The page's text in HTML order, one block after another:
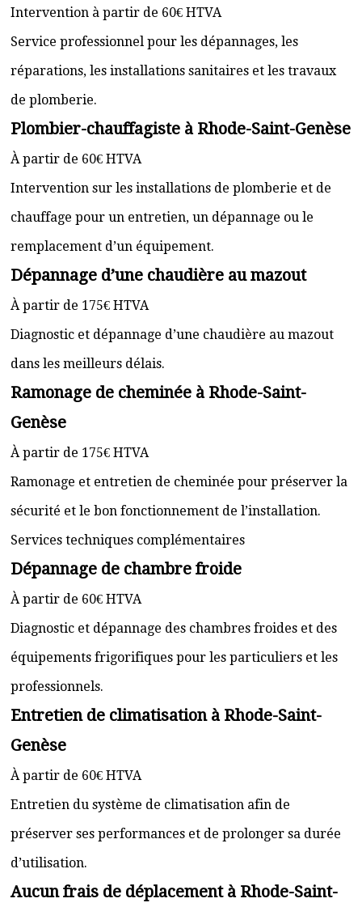
Intervention à partir de 60€ HTVA
Service professionnel pour les dépannages, les
réparations, les installations sanitaires et les travaux
de plomberie.
Plombier-chauffagiste à Rhode-Saint-Genèse
À partir de 60€ HTVA
Intervention sur les installations de plomberie et de
chauffage pour un entretien, un dépannage ou le
remplacement d’un équipement.
Dépannage d’une chaudière au mazout
À partir de 175€ HTVA
Diagnostic et dépannage d’une chaudière au mazout
dans les meilleurs délais.
Ramonage de cheminée à Rhode-Saint-
Genèse
À partir de 175€ HTVA
Ramonage et entretien de cheminée pour préserver la
sécurité et le bon fonctionnement de l’installation.
Services techniques complémentaires
Dépannage de chambre froide
À partir de 60€ HTVA
Diagnostic et dépannage des chambres froides et des
équipements frigorifiques pour les particuliers et les
professionnels.
Entretien de climatisation à Rhode-Saint-
Genèse
À partir de 60€ HTVA
Entretien du système de climatisation afin de
préserver ses performances et de prolonger sa durée
d’utilisation.
Aucun frais de déplacement à Rhode-Saint-